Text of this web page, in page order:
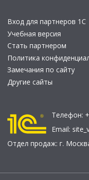
Вход для партнеров 1С
Учебная версия
Стать партнером
Политика
Замечания по сайту
Другие сайты
Телефон:
Email:
Отдел продаж: г.